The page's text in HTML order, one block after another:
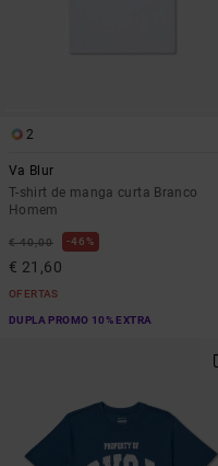
2
Va Blur
T-shirt de manga curta Branco
Homem
€ 40,00 46%
€ 21,60
OFERTAS
DUPLA PROMO 10% EXTRA